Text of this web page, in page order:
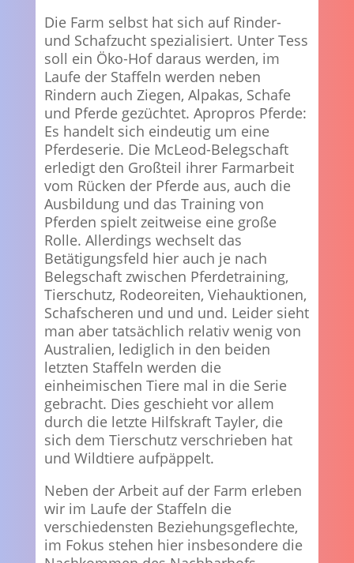
Die Farm selbst hat sich auf Rinder-
und Schafzucht spezialisiert. Unter Tess
soll ein Öko-Hof daraus werden, im
Laufe der Staffeln werden neben
Rindern auch Ziegen, Alpakas, Schafe
und Pferde gezüchtet. Apropros Pferde:
Es handelt sich eindeutig um eine
Pferdeserie. Die McLeod-Belegschaft
erledigt den Großteil ihrer Farmarbeit
vom Rücken der Pferde aus, auch die
Ausbildung und das Training von
Pferden spielt zeitweise eine große
Rolle. Allerdings wechselt das
Betätigungsfeld hier auch je nach
Belegschaft zwischen Pferdetraining,
Tierschutz, Rodeoreiten, Viehauktionen,
Schafscheren und und und. Leider sieht
man aber tatsächlich relativ wenig von
Australien, lediglich in den beiden
letzten Staffeln werden die
einheimischen Tiere mal in die Serie
gebracht. Dies geschieht vor allem
durch die letzte Hilfskraft Tayler, die
sich dem Tierschutz verschrieben hat
und Wildtiere aufpäppelt.
Neben der Arbeit auf der Farm erleben
wir im Laufe der Staffeln die
verschiedensten Beziehungsgeflechte,
im Fokus stehen hier insbesondere die